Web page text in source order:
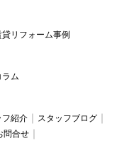
貸リフォーム事例
ラム
フ紹介
スタッフブログ
問合せ